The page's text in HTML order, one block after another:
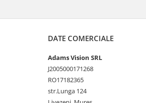
DATE COMERCIALE
Adams Vision SRL
J2005000171268
RO17182365
str.Lunga 124